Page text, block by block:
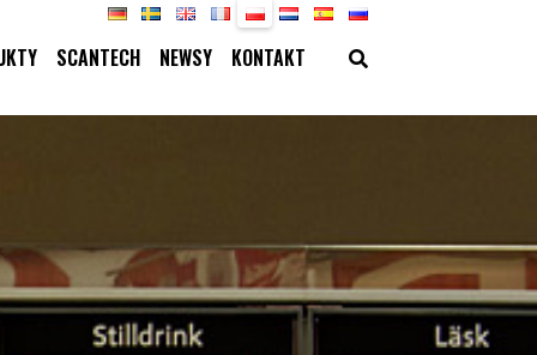
SCANTECH NEWSY KONTAKT